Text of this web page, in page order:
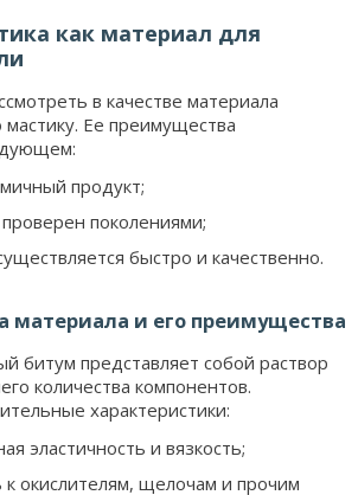
как материал для
в качестве материала
Ее преимущества
продукт;
поколениями;
быстро и качественно.
материала и его преимущества
битум представляет собой раствор
количества компонентов.
характеристики:
эластичность и вязкость;
к окислителям, щелочам и прочим